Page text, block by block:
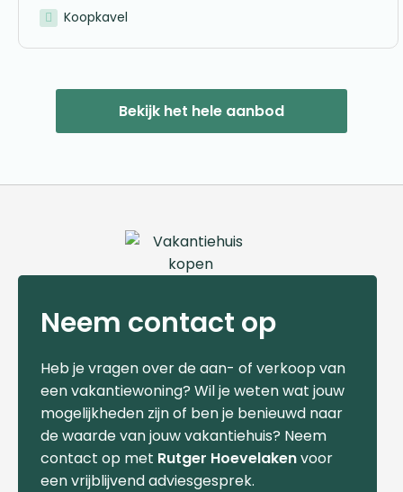
Koopkavel
Bekijk het hele aanbod
Neem contact op
Heb je vragen over de aan- of verkoop van
een vakantiewoning? Wil je weten wat jouw
mogelijkheden zijn of ben je benieuwd naar
de waarde van jouw vakantiehuis? Neem
contact op met Rutger Hoevelakenvoor
een vrijblijvend adviesgesprek.